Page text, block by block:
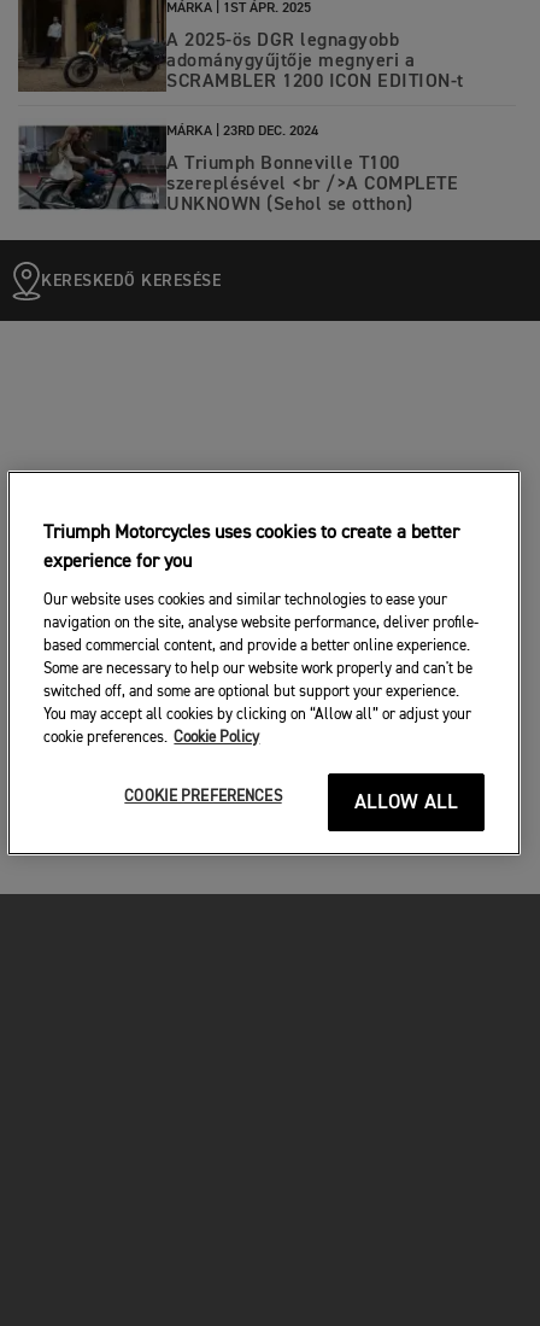
MÁRKA | 1ST ÁPR. 2025
A 2025-ös DGR legnagyobb
adománygyűjtője megnyeri a
SCRAMBLER 1200 ICON EDITION-t
MÁRKA | 23RD DEC. 2024
A Triumph Bonneville T100
szereplésével <br />A COMPLETE
UNKNOWN (Sehol se otthon)
KERESKEDŐ KERESÉSE
Triumph Motorcycles uses cookies to create a better
experience for you
Our website uses cookies and similar technologies to ease your
navigation on the site, analyse website performance, deliver profile-
based commercial content, and provide a better online experience.
Some are necessary to help our website work properly and can't be
switched off, and some are optional but support your experience.
You may accept all cookies by clicking on “Allow all” or adjust your
cookie preferences. Cookie Policy
ALLOW ALL
COOKIE PREFERENCES